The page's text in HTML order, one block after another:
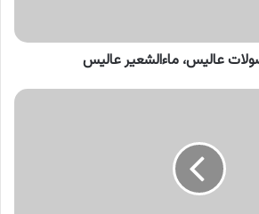
عالیس، ماءالشعیر عالیس